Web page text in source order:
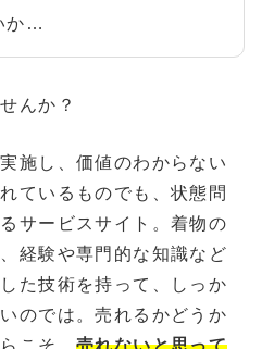
か…
んか？
施し、価値のわからない
ているものでも、状態問
サービスサイト。着物の
経験や専門的な知識など
た技術を持って、しっか
のでは。売れるかどうか